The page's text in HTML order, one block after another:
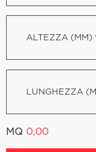
ALTEZZA (MM)
LUNGHEZZA
MQ 0,00